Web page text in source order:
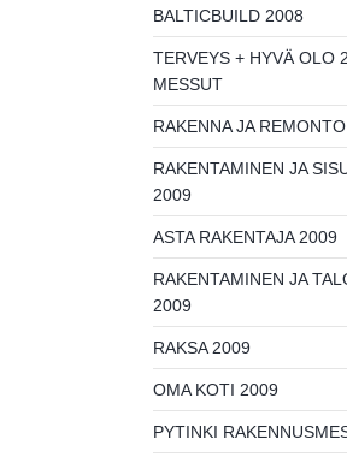
BALTICBUILD 2008
TERVEYS + HYVÄ OLO
MESSUT
RAKENNA JA
RAKENTAMINEN JA
2009
ASTA RAKENTAJA 2009
RAKENTAMINEN JA
2009
RAKSA 2009
OMA KOTI 2009
PYTINKI